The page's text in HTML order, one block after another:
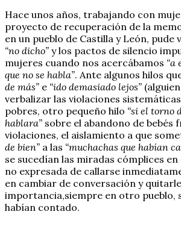
Hace unos años, trabajando con
proyecto de recuperación de la
en un pueblo de Castilla y León, pude
“no dicho” y los pactos de silencio
mujeres cuando nos acercábamos “a
que no se habla”. Ante algunos hilos
de más” e “ido demasiado lejos”
verbalizar las violaciones
pobres, otro pequeño hilo “si el torno
hablara” sobre el abandono de bebés
violaciones, el aislamiento a que
de bien” a las “muchachas que habían
se sucedían las miradas cómplices
no expresada de callarse
en cambiar de conversación y quitarle
importancia,siempre en otro pueblo,
habían contado.